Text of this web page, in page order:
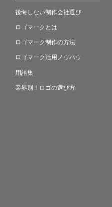
後悔しない制作会社選び
ロゴマークとは
ロゴマーク制作の方法
ロゴマーク活用ノウハウ
用語集
業界別！ロゴの選び方